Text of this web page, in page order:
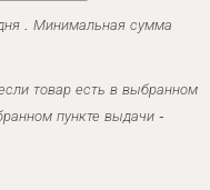
. Минимальная сумма
товар есть в выбранном
пункте выдачи -